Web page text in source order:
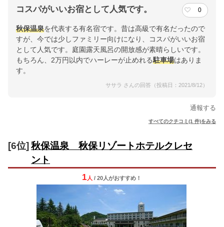
コスパがいいお宿として人気です。 0
秋保温泉を代表する有名宿です。昔は高級で有名だったので
すが、今では少しファミリー向けになり、コスパがいいお宿
として人気です。庭園露天風呂の開放感が素晴らしいです。
もちろん、2万円以内でハーレーが止めれる駐車場はありま
す。
ササラ さんの回答（投稿日：2021/8/12）
通報する
すべてのクチコミ(1 件)をみる
[6位] 秋保温泉 秋保リゾートホテルクレセ
ント
1 人 / 20人がおすすめ！